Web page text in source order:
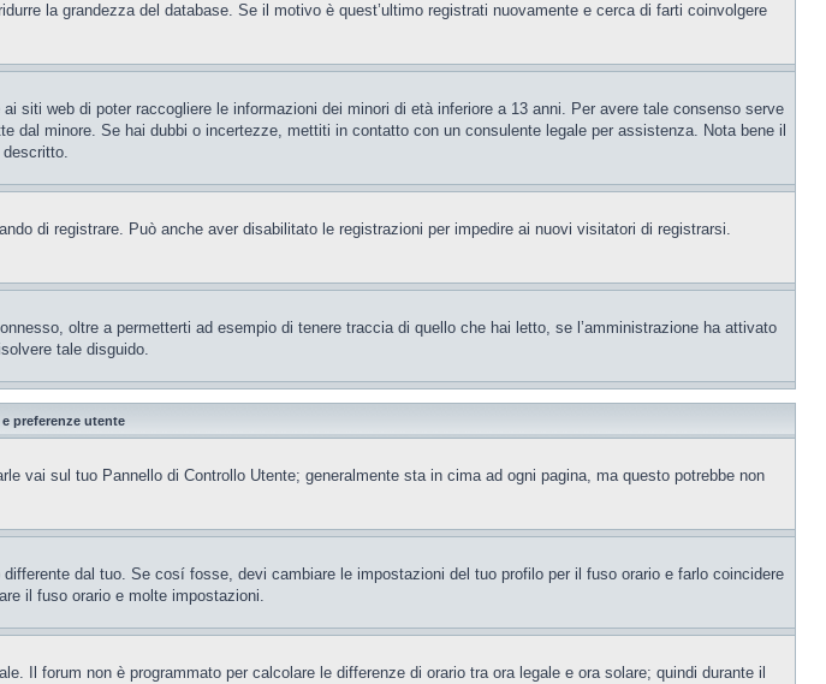
la grandezza del database. Se il motivo è quest’ultimo registrati nuovamente e cerca di farti coinvolgere
siti web di poter raccogliere le informazioni dei minori di età inferiore a 13 anni. Per avere tale consenso serve
minore. Se hai dubbi o incertezze, mettiti in contatto con un consulente legale per assistenza. Nota bene il
di registrare. Può anche aver disabilitato le registrazioni per impedire ai nuovi visitatori di registrarsi.
oltre a permetterti ad esempio di tenere traccia di quello che hai letto, se l’amministrazione ha attivato
tale disguido.
preferenze utente
vai sul tuo Pannello di Controllo Utente; generalmente sta in cima ad ogni pagina, ma questo potrebbe non
dal tuo. Se cosí fosse, devi cambiare le impostazioni del tuo profilo per il fuso orario e farlo coincidere
il fuso orario e molte impostazioni.
Il forum non è programmato per calcolare le differenze di orario tra ora legale e ora solare; quindi durante il